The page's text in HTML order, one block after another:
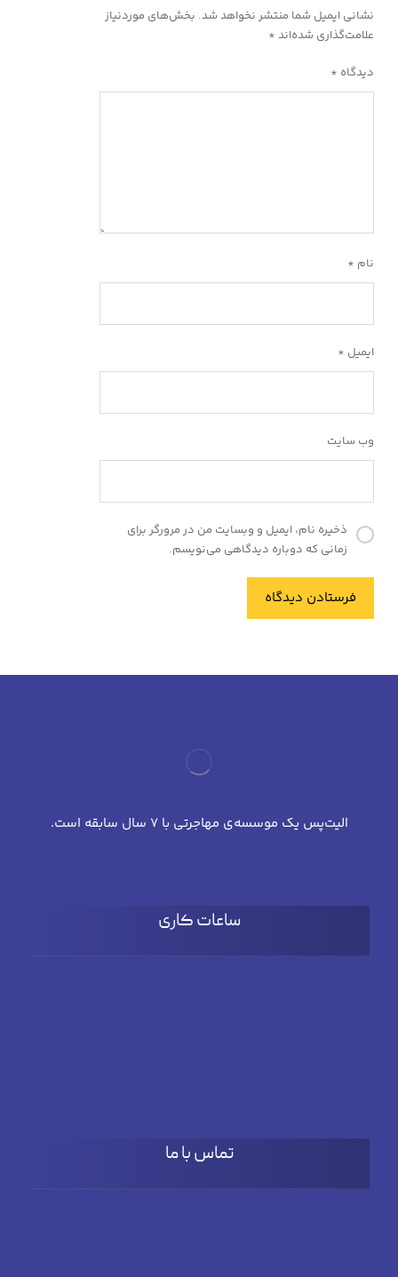
نشانی ایمیل شما منتشر نخواهد شد. بخش‌های موردنیاز
علامت‌گذاری شده‌اند *
دیدگاه *
نام *
ایمیل *
وب‌ سایت
ذخیره نام، ایمیل و وبسایت من در مرورگر برای
زمانی که دوباره دیدگاهی می‌نویسم.
فرستادن دیدگاه
الیت‌پس یک موسسه‌ی مهاجرتی با 7 سال سابقه است.
ساعات کاری
تماس با ما